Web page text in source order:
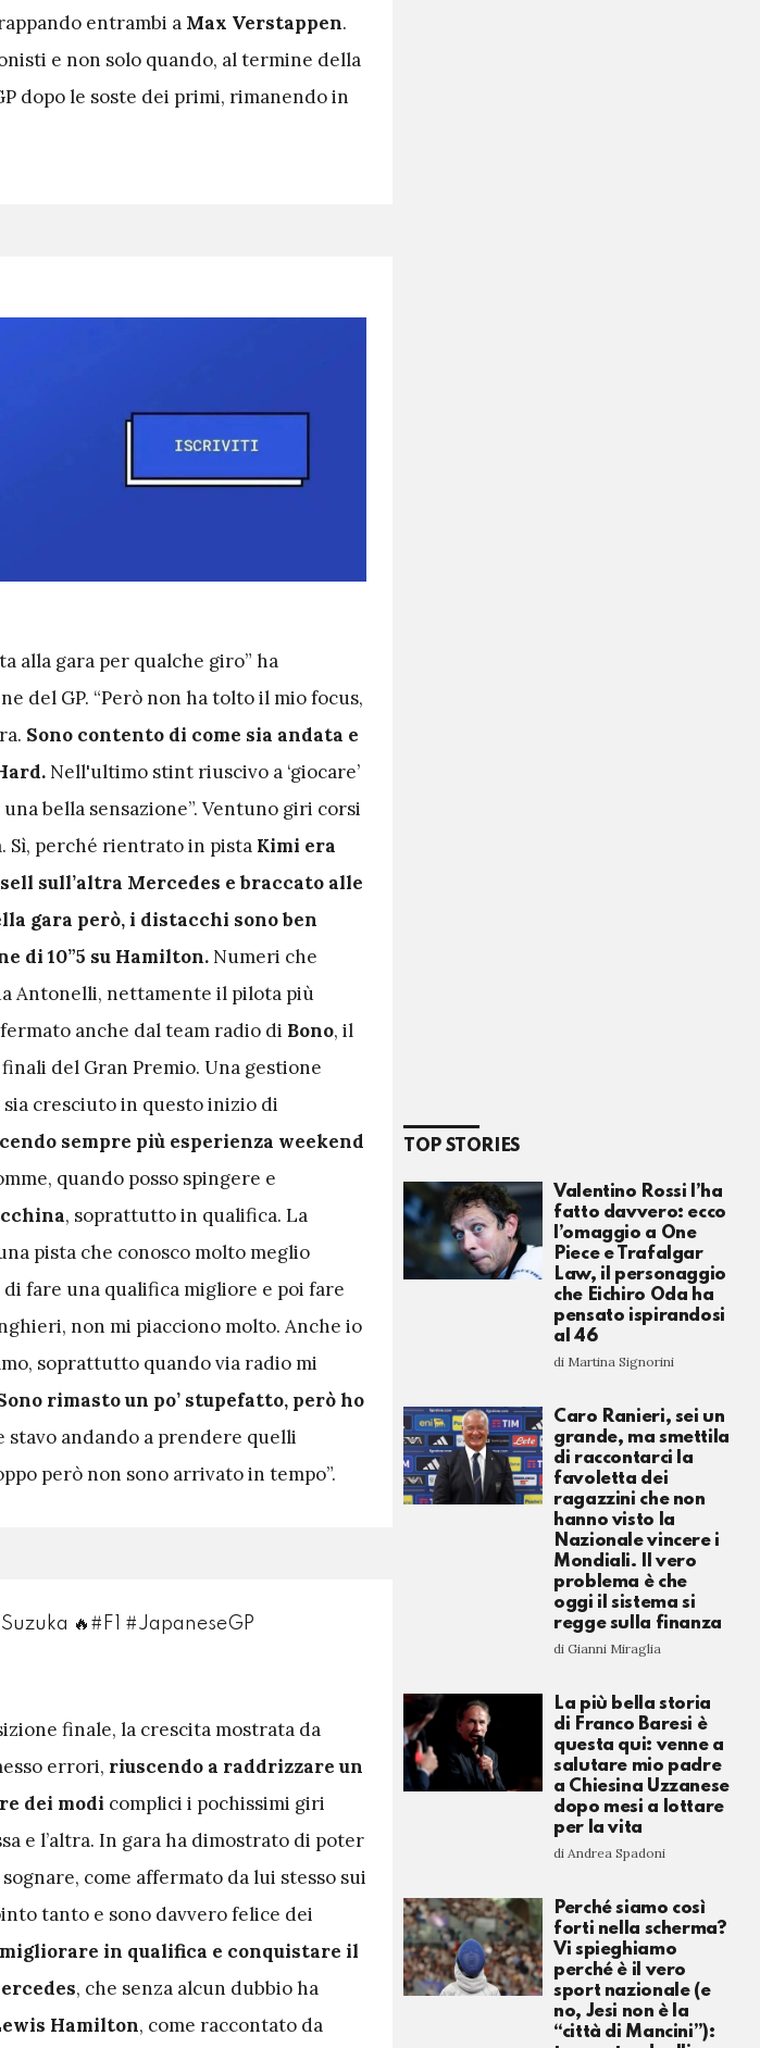
entrambi a Max Verstappen.
e non solo quando, al termine della
dopo le soste dei primi, rimanendo in
alla gara per qualche giro” ha
del GP. “Però non ha tolto il mio focus,
Sono contento di come sia andata e
Nell'ultimo stint riuscivo a ‘giocare’
bella sensazione”. Ventuno giri corsi
Sì, perché rientrato in pista Kimi era
sull’altra Mercedes e braccato alle
gara però, i distacchi sono ben
di 10”5 su Hamilton. Numeri che
Antonelli, nettamente il pilota più
anche dal team radio di Bono, il
del Gran Premio. Una gestione
cresciuto in questo inizio di
sempre più esperienza weekend
quando posso spingere e
, soprattutto in qualifica. La
pista che conosco molto meglio
fare una qualifica migliore e poi fare
non mi piacciono molto. Anche io
soprattutto quando via radio mi
rimasto un po’ stupefatto, però ho
andando a prendere quelli
però non sono arrivato in tempo”.
🔥 #F1
#JapaneseGP
finale, la crescita mostrata da
errori, riuscendo a raddrizzare un
dei modi complici i pochissimi giri
e l’altra. In gara ha dimostrato di poter
come affermato da lui stesso sui
tanto e sono davvero felice dei
migliorare in qualifica e conquistare il
, che senza alcun dubbio ha
Hamilton, come raccontato da
TOP STORIES
Valentino Rossi l’ha
fatto davvero: ecco
l’omaggio a One
Piece e Trafalgar
Law, il personaggio
che Eichiro Oda ha
pensato ispirandosi
al 46
di Martina Signorini
Caro Ranieri, sei un
grande, ma smettila
di raccontarci la
favoletta dei
ragazzini che non
hanno visto la
Nazionale vincere i
Mondiali. Il vero
problema è che
oggi il sistema si
regge sulla finanza
di Gianni Miraglia
La più bella storia
di Franco Baresi è
questa qui: venne a
salutare mio padre
a Chiesina Uzzanese
dopo mesi a lottare
per la vita
di Andrea Spadoni
Perché siamo così
forti nella scherma?
Vi spieghiamo
perché è il vero
sport nazionale (e
no, Jesi non è la
“città di Mancini”):